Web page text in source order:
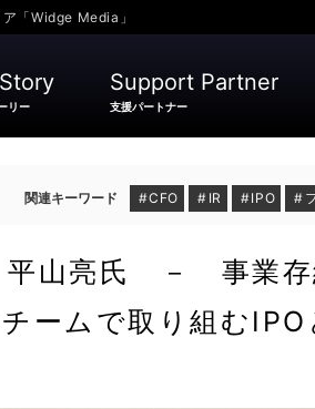
「Widge Media」
リー
Support Partner
支援パートナー
CFO IR IPO
山亮氏 － 事業存
ームで取り組むIPO